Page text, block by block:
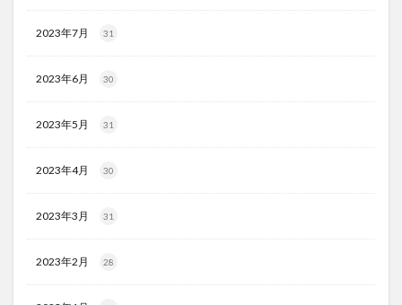
2023年7月 31
2023年6月 30
2023年5月 31
2023年4月 30
2023年3月 31
2023年2月 28